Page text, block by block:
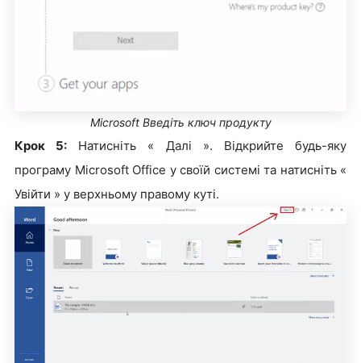
Microsoft Введіть ключ продукту
Крок 5: Натисніть « Далі ». Відкрийте будь-яку
програму Microsoft Office у своїй системі та натисніть «
Увійти » у верхньому правому куті.